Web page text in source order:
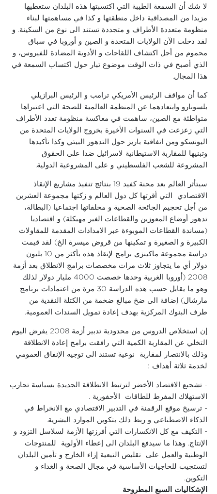
لا شك أن السمعة الطيبة التي اكتسبتها هذه البلدان ستعطيها
مزيدا من المصداقية داخل منطقتها و كذا في مساهمتها لبناء
منظومة متعددة الأطراف و متجددة تستند الى نوع من السكينة. و
لقد دخلت الآن الولايات المتحدة و الصين و أوروبا في سباق
محموم من أجل اكتشاف اللقاحات و الأدوية المضادة للفيروس، و
الذي أصبح في ذات الوقت موضوع تبار حول اكتساب السمعة في
هذا المجال.
كما أن مواقف الرئيس الأمريكي ترامب و الرئيس البرازيلي
بلسونارو وابتعادهما عن المنظمة العالمية للصحة التي اعتبراها
متواطئة مع الصين، ساهمت في معاكسة منظومة تعدد الأطراف
التي زعزعت في السنوات الأخيرة بخروج الولايات المتحدة من
اليونسكو ومن اتفاقية باريز حول التدهور البيئي وكذا تأكيدها
وتبنيها للمقاربة الاستيطانية لاسرائيل ضدا على الحقوق
المشروعة للشعب الفلسطيني و على المشروعية الدولية.
سيتأثر العالم بعد محنة كفيد 19 بنتائج تنفيذ مشاريع الإنقاذ
الاقتصادي التي أقرتها كل دول العالم و زكتها مجموعة العشرين
من أجل تحجيم الجائحة الصحية و مخلفاتها اجتماعيا (البطالة،
تدهور أوضاع المعوزين والقطاعات الغير مهيكلة) و اقتصاديا
(مساندة القطاعات الموبوءة عبر الامدادات المقدمة للمقاولات
الكبيرة و الصغيرة و تمكينها من قروض ميسرة الخ) لقد قيمت
دراسة مجموعة ماكينزي برامج لإنقاذ هذه بأكثر من 10 بليون
دولار أي ما يتجاوز ثلاث مرات مخصصات برامج الانطلاق بعد أزمة
2008 (أوروبا الغربية وحدها خصصت 4000 مليار دولار لذلك
وهو ما يقابل حسب هذه الدراسة 30 مرة من اعتمادات برنامج
مارشال) إضافة الى ضخ مبالغ ضخمة من الكتلة النقدية من
طرف البنوك المركزية بهدف إعادة تمويل السندات العمومية.
إن استخلاص الدروس من محدودية تدبير أزمة 2008 يفرض اليوم
التخلي عن المقاربة الكمية التي رافقت برامج إعادة الانطلاقة
وذلك بالانتصار لمقاربة نوعية تستند الى توجيه الإنفاق العمومي
لخدمة ثلاثة أهداف :
- تشجيع الاقتصاد الأخضر لترتبط الانطلاقة الجديدة بسياسة تحارب
الاستهلاك المفرط للطاقات الأحفورية .
- ترسيخ موقع الرقمنة في التدبير الاقتصادي مع الانخراط في
الذكاء الاصطناعي و ربط ذلك بتكوين الموارد البشرية.
- التكيف مع كل الانكسارات التي أفرزتها الأزمة لسلاسل التزود و
الإنتاج. وهذا ما سيدفع البلدان الى إعطاء الأولوية للمنتوجات
الوطنية والعمل على تقليص التبعية إزاء الخارج و تأمين البلدان
لتستجيب للحاجيات الأساسية في مجال الصحة و الغداء و
التكوين.
الإشكاليات السبع المطروحة